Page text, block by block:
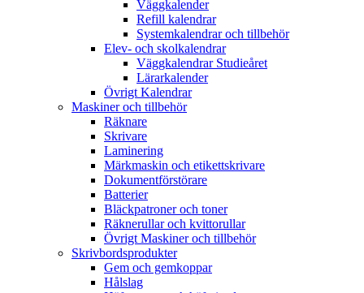
Väggkalender
Refill kalendrar
Systemkalendrar och tillbehör
Elev- och skolkalendrar
Väggkalendrar Studieåret
Lärarkalender
Övrigt Kalendrar
Maskiner och tillbehör
Räknare
Skrivare
Laminering
Märkmaskin och etikettskrivare
Dokumentförstörare
Batterier
Bläckpatroner och toner
Räknerullar och kvittorullar
Övrigt Maskiner och tillbehör
Skrivbordsprodukter
Gem och gemkoppar
Hålslag